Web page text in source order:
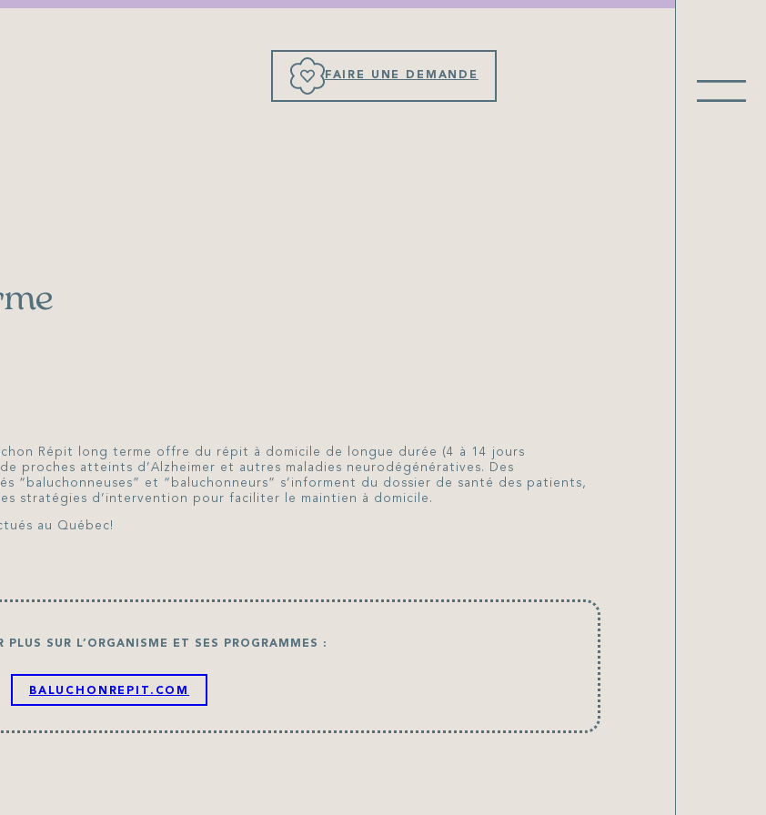
FAIRE UNE DEMANDE
Répit long terme offre du répit à domicile de longue durée (4 à 14 jours
proches atteints d’Alzheimer et autres maladies neurodégénératives. Des
“baluchonneuses” et “baluchonneurs” s’informent du dossier de santé des patients,
stratégies d’intervention pour faciliter le maintien à domicile.
au Québec!
PLUS SUR L’ORGANISME ET SES PROGRAMMES :
BALUCHONREPIT.COM
À propos
Équipe
Initiatives soutenues
Foire aux questions